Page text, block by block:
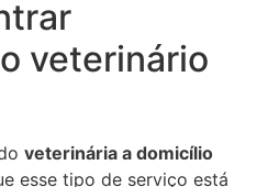
veterinário
veterinária a domicílio
esse tipo de serviço está